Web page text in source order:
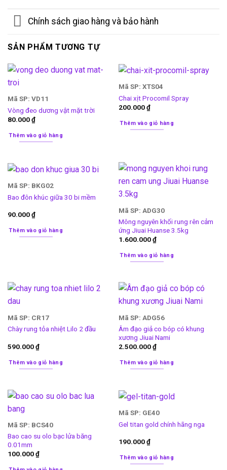
Chính sách giao hàng và bảo hành
SẢN PHẨM TƯƠNG TỰ
Mã SP: VD11
Vòng đeo dương vật mặt trời
80.000₫
Thêm vào giỏ hàng
Mã SP: XTS04
Chai xịt Procomil Spray
200.000₫
Thêm vào giỏ hàng
Mã SP: BKG02
Bao đôn khúc giữa 30 bi mềm
90.000₫
Thêm vào giỏ hàng
Mã SP: ADG30
Mông nguyên khối rung rên cảm
ứng Jiuai Huanse 3.5kg
1.600.000₫
Thêm vào giỏ hàng
Mã SP: CR17
Chày rung tỏa nhiệt Lilo 2 đầu
590.000₫
Thêm vào giỏ hàng
Mã SP: ADG56
Âm đạo giả co bóp có khung
xương Jiuai Nami
2.500.000₫
Thêm vào giỏ hàng
Mã SP: BCS40
Bao cao su olo bạc lửa băng
0.01mm
100.000₫
Mã SP: GE40
Gel titan gold chính hãng nga
190.000₫
Thêm vào giỏ hàng